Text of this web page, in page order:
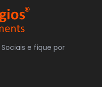
Sociais e fique por